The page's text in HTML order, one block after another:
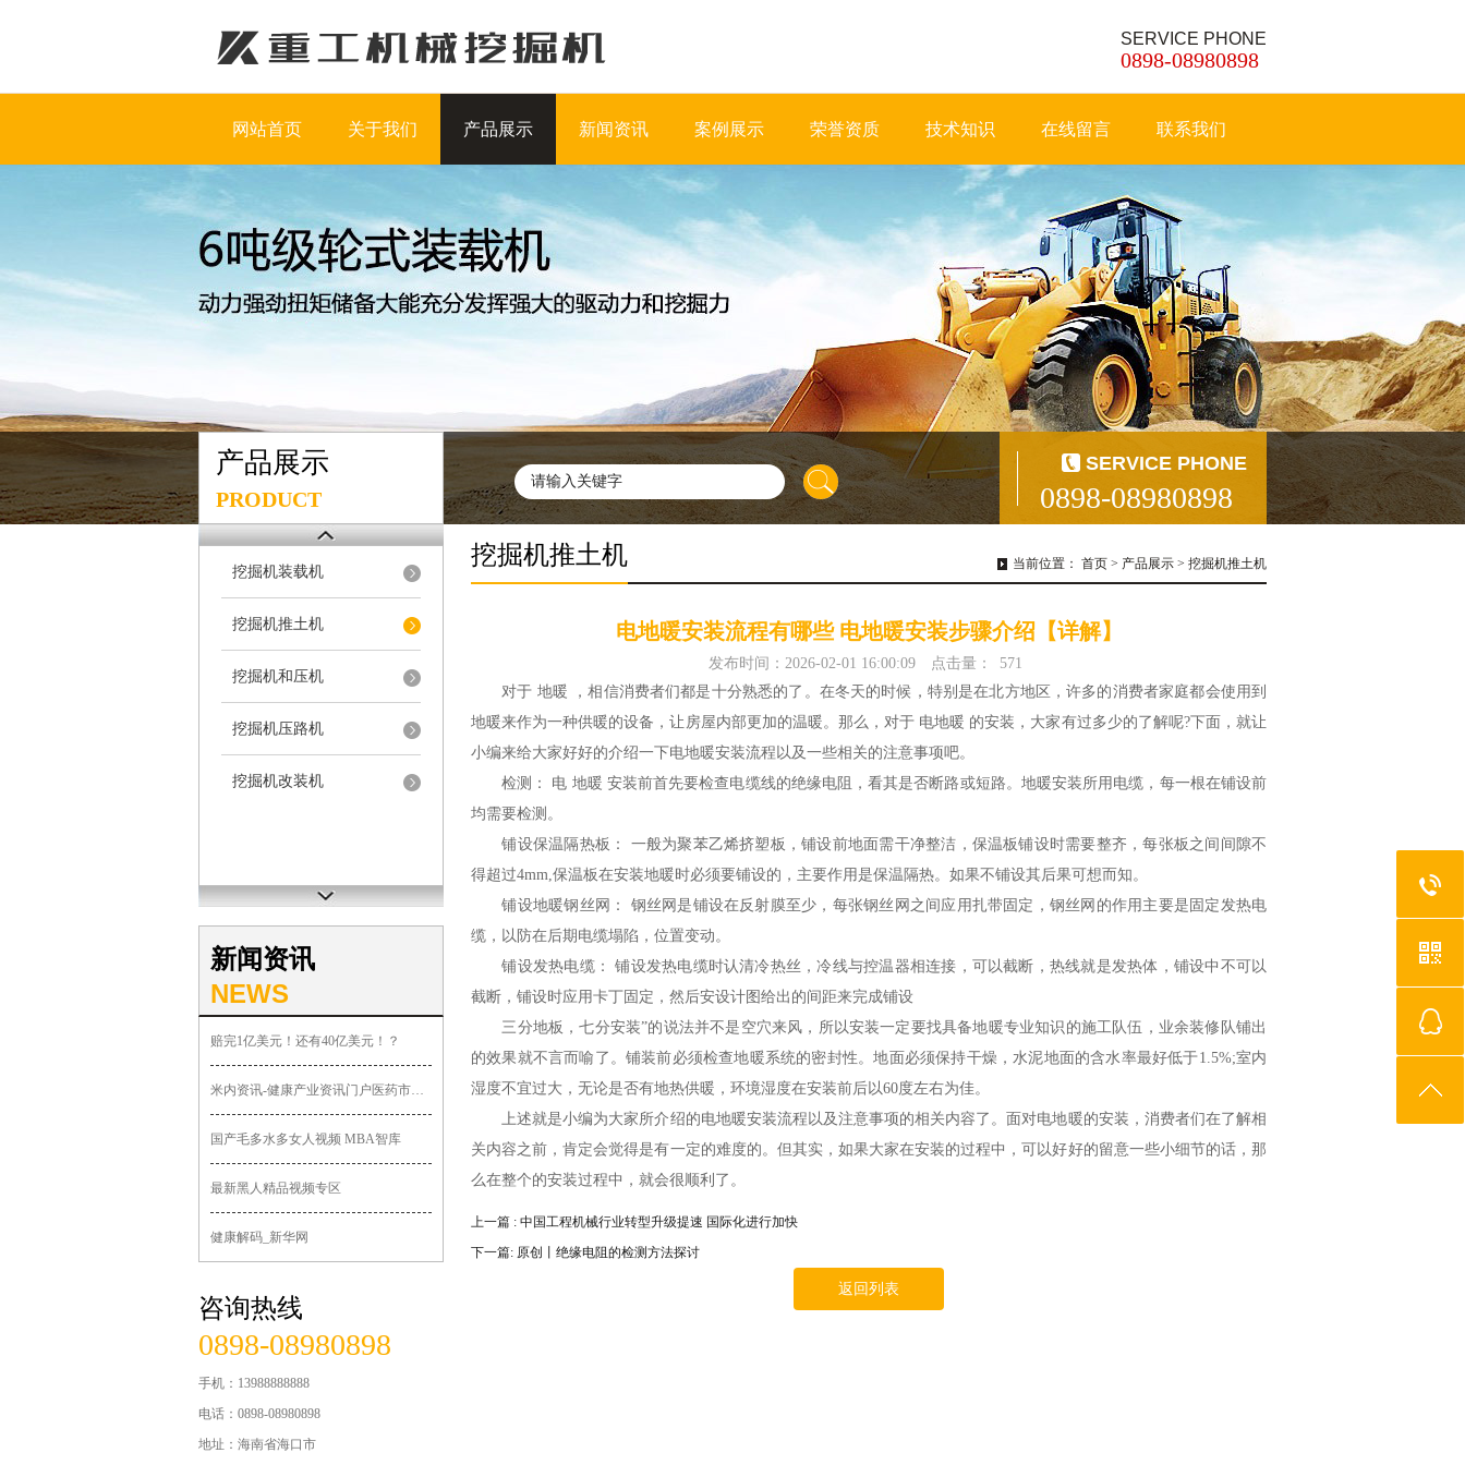
SERVICE PHONE
0898-08980898
网站首页 关于我们 产品展示 新闻资讯 案例展示 荣誉资质 技术知识 在线留言 联系我们
产品展示
PRODUCT
SERVICE PHONE
0898-08980898
挖掘机装载机
挖掘机推土机
挖掘机和压机
挖掘机压路机
挖掘机改装机
新闻资讯
NEWS
赔完1亿美元！还有40亿美元！？
米内资讯-健康产业资讯门户医药市场动态广场
国产毛多水多女人视频 MBA智库
最新黑人精品视频专区
健康解码_新华网
咨询热线
0898-08980898
手机：13988888888
电话：0898-08980898
地址：海南省海口市
挖掘机推土机 当前位置： 首页 > 产品展示 > 挖掘机推土机
电地暖安装流程有哪些 电地暖安装步骤介绍【详解】
发布时间：2026-02-01 16:00:09 点击量：
571
对于 地暖 ，相信消费者们都是十分熟悉的了。在冬天的时候，特别是在北方地区，许多的消费者家庭都会使用到
地暖来作为一种供暖的设备，让房屋内部更加的温暖。那么，对于 电地暖 的安装，大家有过多少的了解呢?下面，就让
小编来给大家好好的介绍一下电地暖安装流程以及一些相关的注意事项吧。
检测： 电 地暖 安装前首先要检查电缆线的绝缘电阻，看其是否断路或短路。地暖安装所用电缆，每一根在铺设前
均需要检测。
铺设保温隔热板： 一般为聚苯乙烯挤塑板，铺设前地面需干净整洁，保温板铺设时需要整齐，每张板之间间隙不
得超过4mm,保温板在安装地暖时必须要铺设的，主要作用是保温隔热。如果不铺设其后果可想而知。
铺设地暖钢丝网： 钢丝网是铺设在反射膜至少，每张钢丝网之间应用扎带固定，钢丝网的作用主要是固定发热电
缆，以防在后期电缆塌陷，位置变动。
铺设发热电缆： 铺设发热电缆时认清冷热丝，冷线与控温器相连接，可以截断，热线就是发热体，铺设中不可以
截断，铺设时应用卡丁固定，然后安设计图给出的间距来完成铺设
三分地板，七分安装”的说法并不是空穴来风，所以安装一定要找具备地暖专业知识的施工队伍，业余装修队铺出
的效果就不言而喻了。铺装前必须检查地暖系统的密封性。地面必须保持干燥，水泥地面的含水率最好低于1.5%;室内
湿度不宜过大，无论是否有地热供暖，环境湿度在安装前后以60度左右为佳。
上述就是小编为大家所介绍的电地暖安装流程以及注意事项的相关内容了。面对电地暖的安装，消费者们在了解相
关内容之前，肯定会觉得是有一定的难度的。但其实，如果大家在安装的过程中，可以好好的留意一些小细节的话，那
么在整个的安装过程中，就会很顺利了。
上一篇 : 中国工程机械行业转型升级提速 国际化进行加快
下一篇: 原创丨绝缘电阻的检测方法探讨
返回列表